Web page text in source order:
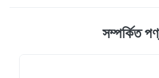
পণ্যের বর্ণনা: ফিউজড ক্লিয়ার সিলিকা কোয়ার্টজ
সম্পর্কিত